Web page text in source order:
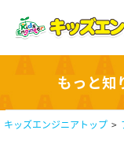
もっと知
キッズエンジニアトップ